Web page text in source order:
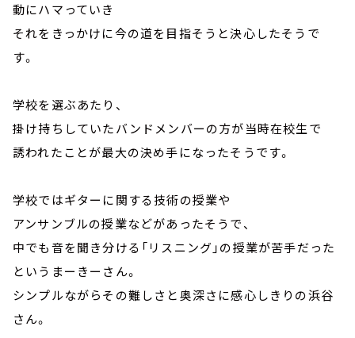
動にハマっていき
それをきっかけに今の道を目指そうと決心したそうで
す。
学校を選ぶあたり、
掛け持ちしていたバンドメンバーの方が当時在校生で
誘われたことが最大の決め手になったそうです。
学校ではギターに関する技術の授業や
アンサンブルの授業などがあったそうで、
中でも音を聞き分ける「リスニング」の授業が苦手だった
というまーきーさん。
シンプルながらその難しさと奥深さに感心しきりの浜谷
さん。